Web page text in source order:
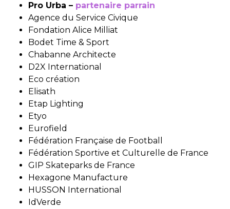
Pro Urba – partenaire parrain
Agence du Service Civique
Fondation Alice Milliat
Bodet Time & Sport
Chabanne Architecte
D2X International
Eco création
Elisath
Etap Lighting
Etyo
Eurofield
Fédération Française de Football
Fédération Sportive et Culturelle de France
GIP Skateparks de France
Hexagone Manufacture
HUSSON International
IdVerde